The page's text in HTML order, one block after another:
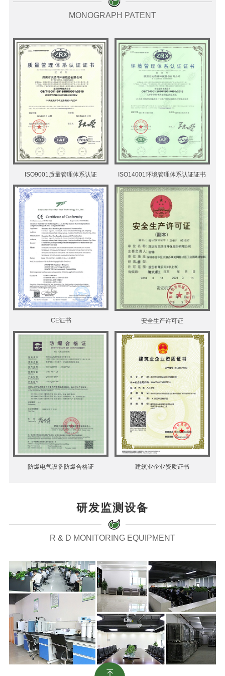
MONOGRAPH PATENT
ISO9001质量管理体系认证 ISO14001环境管理体系认证证书
CE证书 安全生产许可证
防爆电气设备防爆合格证 建筑业企业资质证书
研发监测设备
R & D MONITORING EQUIPMENT